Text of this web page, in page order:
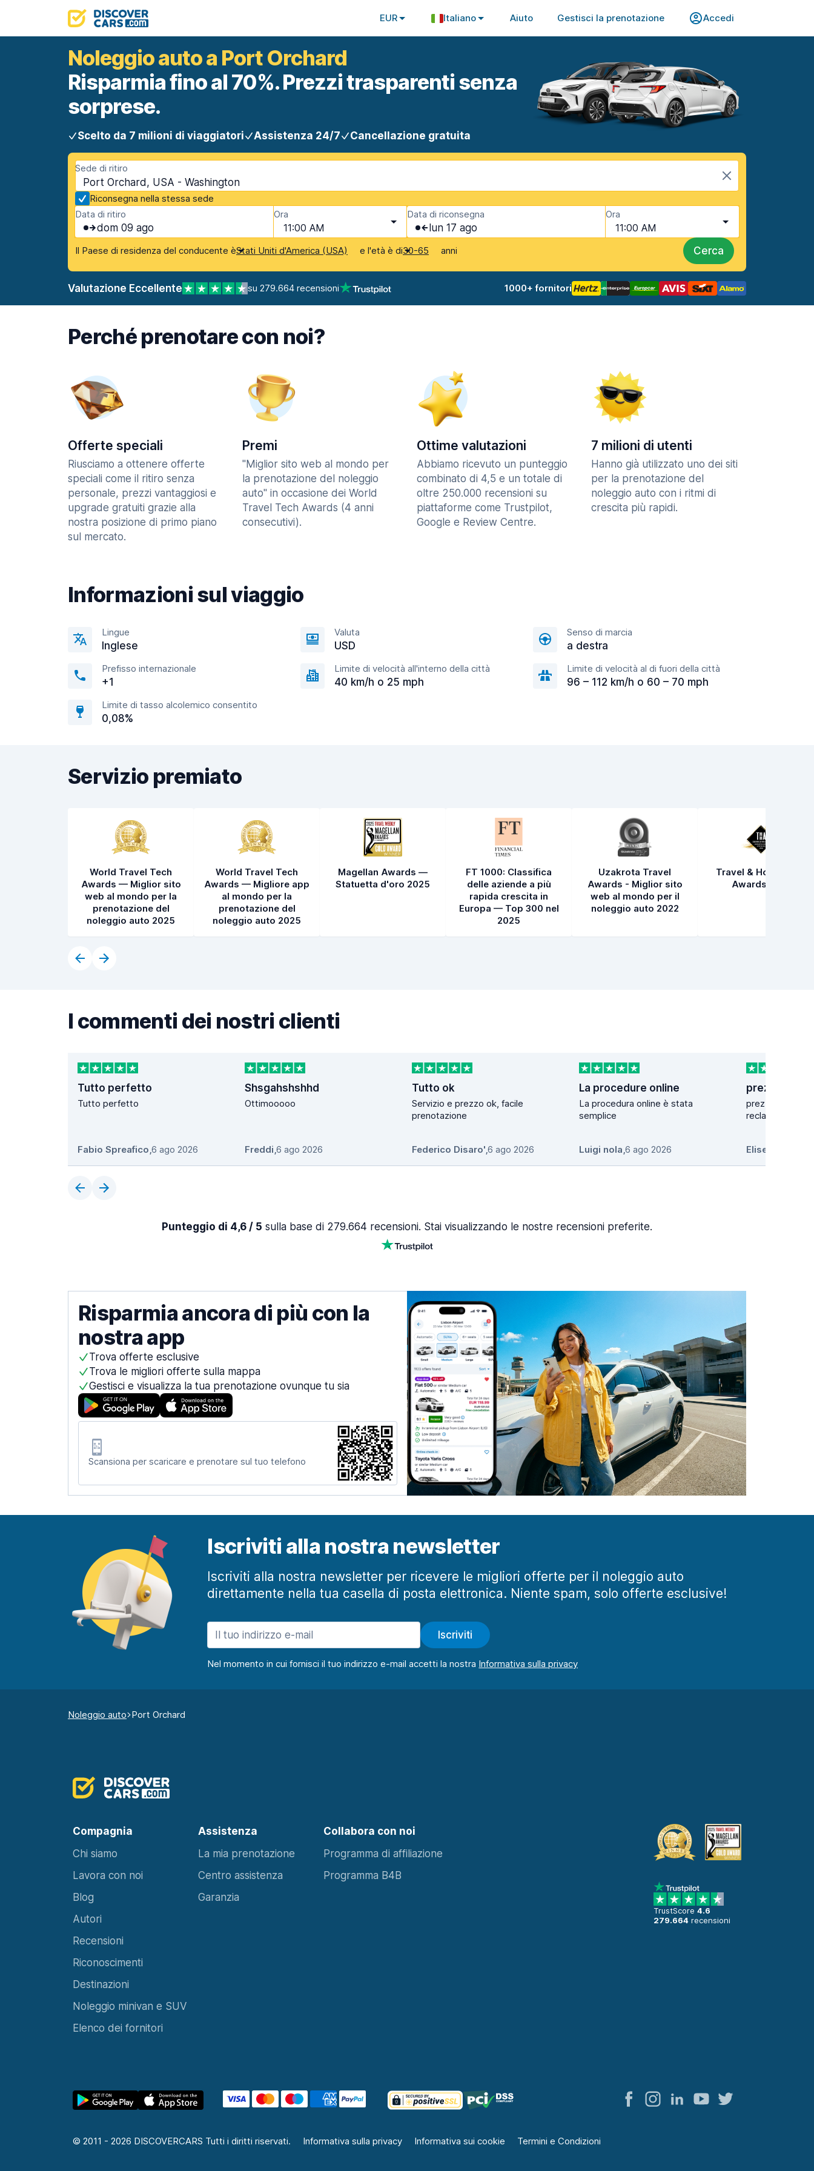
EUR Italiano Aiuto Gestisci la prenotazione Accedi
Noleggio auto a Port Orchard
Risparmia fino al 70%. Prezzi trasparenti senza
sorprese.
Scelto da 7 milioni di viaggiatori Assistenza 24/7 Cancellazione gratuita
Sede di ritiro
Port Orchard, USA - Washington
Riconsegna nella stessa sede
Data di ritiro
dom 09 ago
Ora
11:00 AM
Data di riconsegna
lun 17 ago
Ora
11:00 AM
Il Paese di residenza del conducente èStati Uniti d'America (USA) e l'età è di30-65 anni Cerca
Valutazione Eccellente su 279.664 recensioni 1000+ fornitori
Perché prenotare con noi?
Offerte speciali
Riusciamo a ottenere offerte
speciali come il ritiro senza
personale, prezzi vantaggiosi e
upgrade gratuiti grazie alla
nostra posizione di primo piano
sul mercato.
Premi
"Miglior sito web al mondo per
la prenotazione del noleggio
auto" in occasione dei World
Travel Tech Awards (4 anni
consecutivi).
Ottime valutazioni
Abbiamo ricevuto un punteggio
combinato di 4,5 e un totale di
oltre 250.000 recensioni su
piattaforme come Trustpilot,
Google e Review Centre.
7 milioni di utenti
Hanno già utilizzato uno dei siti
per la prenotazione del
noleggio auto con i ritmi di
crescita più rapidi.
Informazioni sul viaggio
Lingue
Inglese
Valuta
USD
Senso di marcia
a destra
Prefisso internazionale
+1
Limite di velocità all'interno della città
40 km/h o 25 mph
Limite di velocità al di fuori della città
96 – 112 km/h o 60 – 70 mph
Limite di tasso alcolemico consentito
0,08%
Servizio premiato
World Travel Tech
Awards — Miglior sito
web al mondo per la
prenotazione del
noleggio auto 2025
World Travel Tech
Awards — Migliore app
al mondo per la
prenotazione del
noleggio auto 2025
Magellan Awards —
Statuetta d'oro 2025
FT 1000: Classifica
delle aziende a più
rapida crescita in
Europa — Top 300 nel
2025
Uzakrota Travel
Awards - Miglior sito
web al mondo per il
noleggio auto 2022
Travel & Hospitality
Awards 2021
I commenti dei nostri clienti
Tutto perfetto
Tutto perfetto
Fabio Spreafico,6 ago 2026
Shsgahshshhd
Ottimooooo
Freddi,6 ago 2026
Tutto ok
Servizio e prezzo ok, facile
prenotazione
Federico Disaro',6 ago 2026
La procedure online
La procedura online è stata
semplice
Luigi nola,6 ago 2026
prezzo ottimo
reclamo
Elise
Punteggio di 4,6 / 5 sulla base di 279.664 recensioni. Stai visualizzando le nostre recensioni preferite.
Risparmia ancora di più con la
nostra app
Trova offerte esclusive
Trova le migliori offerte sulla mappa
Gestisci e visualizza la tua prenotazione ovunque tu sia
Scansiona per scaricare e prenotare sul tuo telefono
Iscriviti alla nostra newsletter
Iscriviti alla nostra newsletter per ricevere le migliori offerte per il noleggio auto
direttamente nella tua casella di posta elettronica. Niente spam, solo offerte esclusive!
Iscriviti
Nel momento in cui fornisci il tuo indirizzo e-mail accetti la nostra
Noleggio auto Port Orchard
Compagnia Assistenza Collabora con noi
TrustScore 4.6
279.664 recensioni
© 2011 - 2026 DISCOVERCARS Tutti i diritti riservati. Informativa sulla privacy Informativa sui cookie Termini e Condizioni